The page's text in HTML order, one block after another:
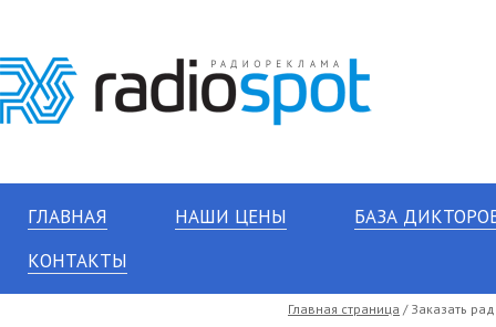
ГЛАВНАЯ НАШИ ЦЕНЫ
БАЗА
КОНТАКТЫ
Главная страница / Заказать